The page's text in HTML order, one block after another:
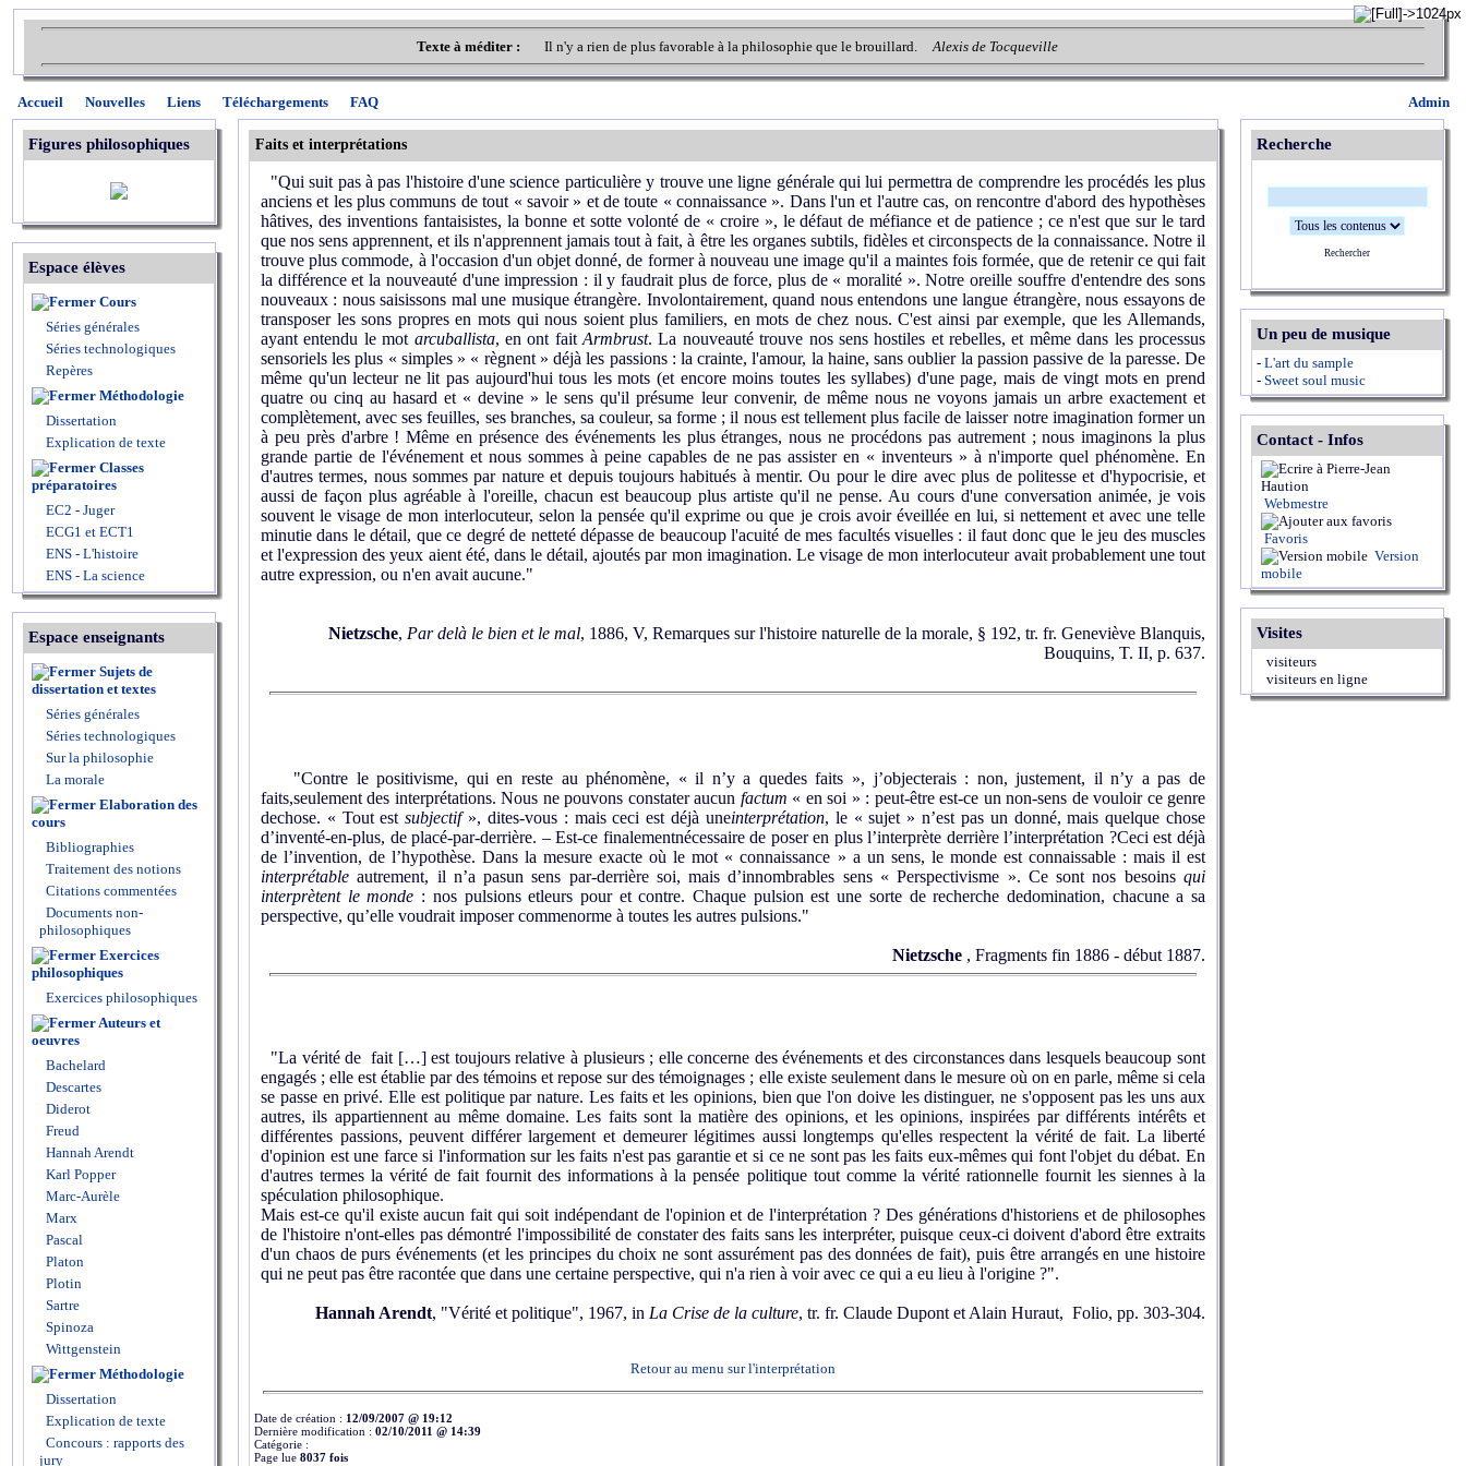
Texte à méditer : Il n'y a rien de plus favorable à la philosophie que le brouillard. Alexis de Tocqueville
Admin
Accueil Nouvelles Liens Téléchargements FAQ
Figures philosophiques
Espace élèves
Cours
Séries générales
Séries technologiques
Repères
Méthodologie
Dissertation
Explication de texte
Classes
préparatoires
EC2 - Juger
ECG1 et ECT1
ENS - L'histoire
ENS - La science
Espace enseignants
Sujets de
dissertation et textes
Séries générales
Séries technologiques
Sur la philosophie
La morale
Elaboration des
cours
Bibliographies
Traitement des notions
Citations commentées
Documents non-
philosophiques
Exercices
philosophiques
Exercices philosophiques
Auteurs et
oeuvres
Bachelard
Descartes
Diderot
Freud
Hannah Arendt
Karl Popper
Marc-Aurèle
Marx
Pascal
Platon
Plotin
Sartre
Spinoza
Wittgenstein
Méthodologie
Dissertation
Explication de texte
Concours : rapports des
jury
Faits et interprétations
"Qui suit pas à pas l'histoire d'une science particulière y trouve une ligne générale qui lui permettra de comprendre les procédés les plus
anciens et les plus communs de tout « savoir » et de toute « connaissance ». Dans l'un et l'autre cas, on rencontre d'abord des hypothèses
hâtives, des inventions fantaisistes, la bonne et sotte volonté de « croire », le défaut de méfiance et de patience ; ce n'est que sur le tard
que nos sens apprennent, et ils n'apprennent jamais tout à fait, à être les organes subtils, fidèles et circonspects de la connaissance. Notre il
trouve plus commode, à l'occasion d'un objet donné, de former à nouveau une image qu'il a maintes fois formée, que de retenir ce qui fait
la différence et la nouveauté d'une impression : il y faudrait plus de force, plus de « moralité ». Notre oreille souffre d'entendre des sons
nouveaux : nous saisissons mal une musique étrangère. Involontairement, quand nous entendons une langue étrangère, nous essayons de
transposer les sons propres en mots qui nous soient plus familiers, en mots de chez nous. C'est ainsi par exemple, que les Allemands,
ayant entendu le mot arcuballista, en ont faitArmbrust. La nouveauté trouve nos sens hostiles et rebelles, et même dans les processus
sensoriels les plus « simples » « règnent » déjà les passions : la crainte, l'amour, la haine, sans oublier la passion passive de la paresse. De
même qu'un lecteur ne lit pas aujourd'hui tous les mots (et encore moins toutes les syllabes) d'une page, mais de vingt mots en prend
quatre ou cinq au hasard et « devine » le sens qu'il présume leur convenir, de même nous ne voyons jamais un arbre exactement et
complètement, avec ses feuilles, ses branches, sa couleur, sa forme ; il nous est tellement plus facile de laisser notre imagination former un
à peu près d'arbre ! Même en présence des événements les plus étranges, nous ne procédons pas autrement ; nous imaginons la plus
grande partie de l'événement et nous sommes à peine capables de ne pas assister en « inventeurs » à n'importe quel phénomène. En
d'autres termes, nous sommes par nature et depuis toujours habitués à mentir. Ou pour le dire avec plus de politesse et d'hypocrisie, et
aussi de façon plus agréable à l'oreille, chacun est beaucoup plus artiste qu'il ne pense. Au cours d'une conversation animée, je vois
souvent le visage de mon interlocuteur, selon la pensée qu'il exprime ou que je crois avoir éveillée en lui, si nettement et avec une telle
minutie dans le détail, que ce degré de netteté dépasse de beaucoup l'acuité de mes facultés visuelles : il faut donc que le jeu des muscles
et l'expression des yeux aient été, dans le détail, ajoutés par mon imagination. Le visage de mon interlocuteur avait probablement une tout
autre expression, ou n'en avait aucune."
Nietzsche, Par delà le bien et le mal, 1886, V, Remarques sur l'histoire naturelle de la morale, § 192, tr. fr. Geneviève Blanquis,
Bouquins, T. II, p. 637.
"Contre le positivisme, qui en reste au phénomène, « il n’y a quedes faits », j’objecterais : non, justement, il n’y a pas de
faits,seulement des interprétations. Nous ne pouvons constater aucun factum « en soi » : peut-être est-ce un non-sens de vouloir ce genre
dechose. « Tout estsubjectif», dites-vous : mais ceci est déjà uneinterprétation, le « sujet » n’est pas un donné, mais quelque chose
d’inventé-en-plus, de placé-par-derrière. – Est-ce finalementnécessaire de poser en plus l’interprète derrière l’interprétation ?Ceci est déjà
de l’invention, de l’hypothèse. Dans la mesure exacte où le mot « connaissance » a un sens, le monde est connaissable : mais il est
interprétable autrement, il n’a pasun sens par-derrière soi, mais d’innombrables sens « Perspectivisme ». Ce sont nos besoins qui
interprètent le monde : nos pulsions etleurs pour et contre. Chaque pulsion est une sorte de recherche dedomination, chacune a sa
perspective, qu’elle voudrait imposer commenorme à toutes les autres pulsions."
Nietzsche , Fragments fin 1886 - début 1887.
"La vérité de fait […] est toujours relative à plusieurs ; elle concerne des événements et des circonstances dans lesquels beaucoup sont
engagés ; elle est établie par des témoins et repose sur des témoignages ; elle existe seulement dans le mesure où on en parle, même si cela
se passe en privé. Elle est politique par nature. Les faits et les opinions, bien que l'on doive les distinguer, ne s'opposent pas les uns aux
autres, ils appartiennent au même domaine. Les faits sont la matière des opinions, et les opinions, inspirées par différents intérêts et
différentes passions, peuvent différer largement et demeurer légitimes aussi longtemps qu'elles respectent la vérité de fait. La liberté
d'opinion est une farce si l'information sur les faits n'est pas garantie et si ce ne sont pas les faits eux-mêmes qui font l'objet du débat. En
d'autres termes la vérité de fait fournit des informations à la pensée politique tout comme la vérité rationnelle fournit les siennes à la
spéculation philosophique.
Mais est-ce qu'il existe aucun fait qui soit indépendant de l'opinion et de l'interprétation ? Des générations d'historiens et de philosophes
de l'histoire n'ont-elles pas démontré l'impossibilité de constater des faits sans les interpréter, puisque ceux-ci doivent d'abord être extraits
d'un chaos de purs événements (et les principes du choix ne sont assurément pas des données de fait), puis être arrangés en une histoire
qui ne peut pas être racontée que dans une certaine perspective, qui n'a rien à voir avec ce qui a eu lieu à l'origine ?".
Hannah Arendt, "Vérité et politique", 1967, in La Crise de la culture, tr. fr. Claude Dupont et Alain Huraut, Folio, pp. 303-304.
Retour au menu sur l'interprétation
Date de création : 12/09/2007 @ 19:12
Dernière modification : 02/10/2011 @ 14:39
Catégorie :
Page lue 8037 fois
Recherche
Rechercher
Un peu de musique
- L'art du sample
- Sweet soul music
Contact - Infos
Webmestre
Favoris
Version
mobile
Visites
visiteurs
visiteurs en ligne